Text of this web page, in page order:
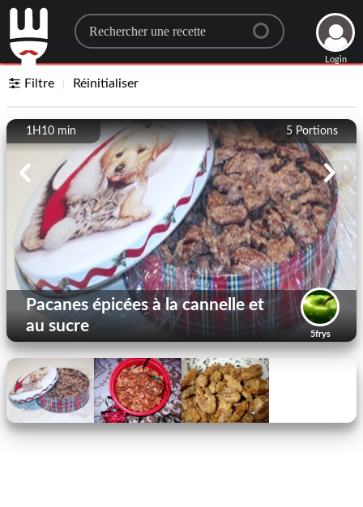
Search for a recipe
Login
Filtre Réinitialiser
5 Portions
1H10 min
5frys
Pacanes épicées à la cannelle et
au sucre